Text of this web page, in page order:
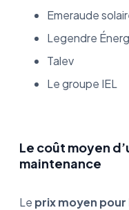
Emeraude
Legendre
Talev
Le groupe IEL
Le coût moyen
maintenance
Le prix moyen pour